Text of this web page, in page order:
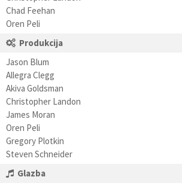
Chad Feehan
Oren Peli
Produkcija
Jason Blum
Allegra Clegg
Akiva Goldsman
Christopher Landon
James Moran
Oren Peli
Gregory Plotkin
Steven Schneider
Glazba